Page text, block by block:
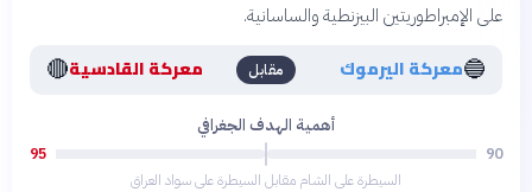
على الإمبراطوريتين البيزنطية والساسانية.
🔵معركة اليرموك مقابل معركة القادسية🔴
أهمية الهدف الجغرافي
90
95
السيطرة على الشام مقابل السيطرة على سواد العراق